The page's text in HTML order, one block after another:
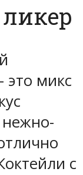
это микс
нежно-
с